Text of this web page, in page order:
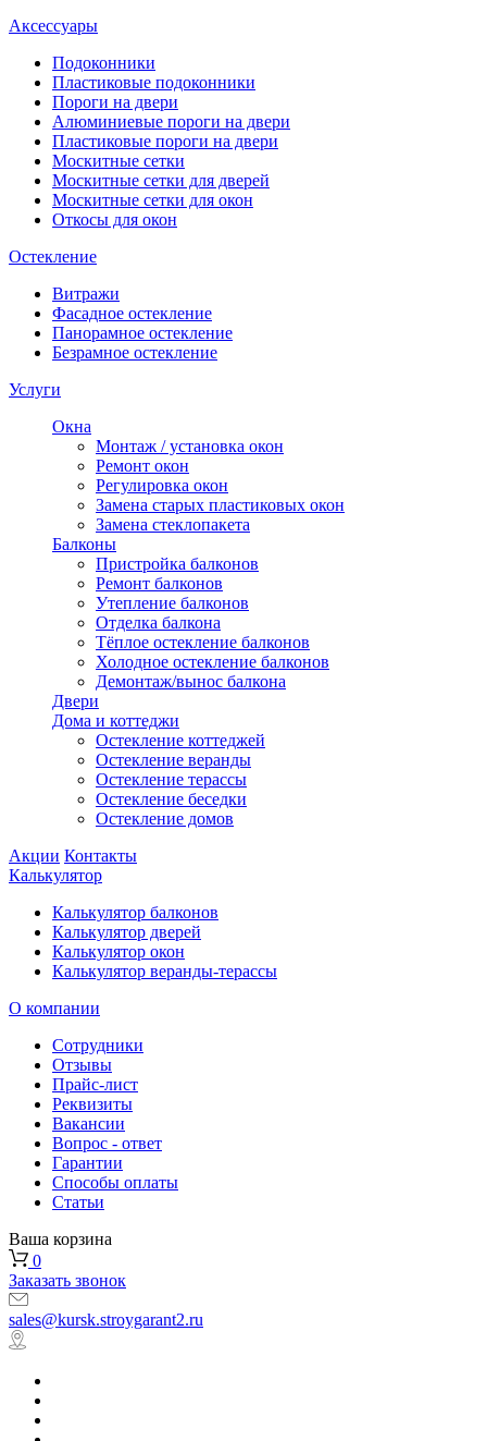
Аксессуары
Подоконники
Пластиковые подоконники
Пороги на двери
Алюминиевые пороги на двери
Пластиковые пороги на двери
Москитные сетки
Москитные сетки для дверей
Москитные сетки для окон
Откосы для окон
Остекление
Витражи
Фасадное остекление
Панорамное остекление
Безрамное остекление
Услуги
Окна
Монтаж / установка окон
Ремонт окон
Регулировка окон
Замена старых пластиковых окон
Замена стеклопакета
Балконы
Пристройка балконов
Ремонт балконов
Утепление балконов
Отделка балкона
Тёплое остекление балконов
Холодное остекление балконов
Демонтаж/вынос балкона
Двери
Дома и коттеджи
Остекление коттеджей
Остекление веранды
Остекление терассы
Остекление беседки
Остекление домов
Акции Контакты
Калькулятор
Калькулятор балконов
Калькулятор дверей
Калькулятор окон
Калькулятор веранды-терассы
О компании
Сотрудники
Отзывы
Прайс-лист
Реквизиты
Вакансии
Вопрос - ответ
Гарантии
Способы оплаты
Статьи
Ваша корзина
0
Заказать звонок
sales@kursk.stroygarant2.ru